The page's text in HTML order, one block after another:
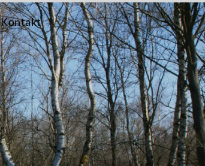
Kontakt